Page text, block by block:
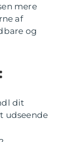
mere
af
og
dit
udseende